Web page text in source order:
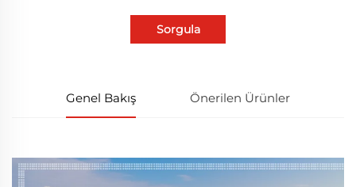
Sorgula
Genel Bakış Önerilen Ürünler